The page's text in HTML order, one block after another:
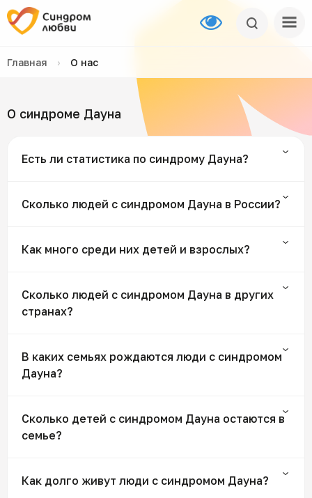
Главная › О нас
О синдроме Дауна
Есть ли статистика по синдрому Дауна?
Сколько людей с синдромом Дауна в России?
Как много среди них детей и взрослых?
Сколько людей с синдромом Дауна в других
странах?
В каких семьях рождаются люди с синдромом
Дауна?
Сколько детей с синдромом Дауна остаются в
семье?
Как долго живут люди с синдромом Дауна?